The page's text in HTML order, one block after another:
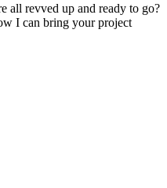
all revved up and ready to go?
I can bring your project